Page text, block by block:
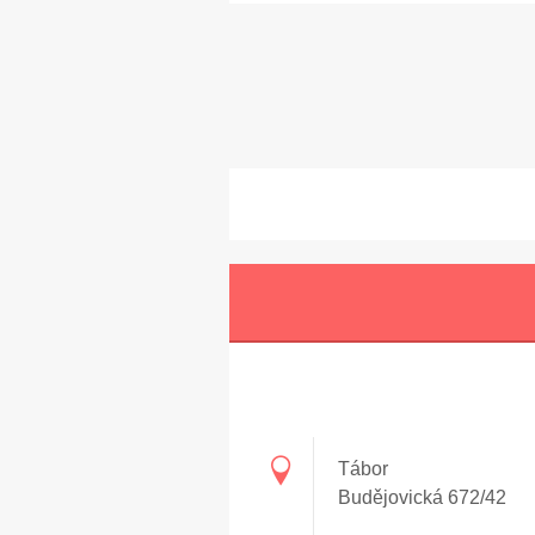
Tábor
Budějovická 672/42